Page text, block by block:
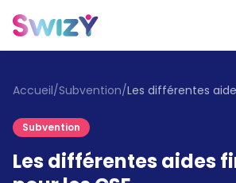
Accueil/Subvention/
Subvention
Les différentes aides